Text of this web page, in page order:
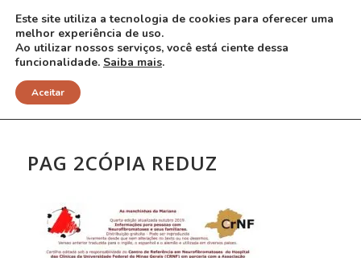
NOTÍCIAS
PAG 2CÓPIA REDUZ
Este site utiliza a tecnologia de cookies para oferecer uma
melhor experiência de uso.
Ao utilizar nossos serviços, você está ciente dessa
funcionalidade. Saiba mais.
Aceitar